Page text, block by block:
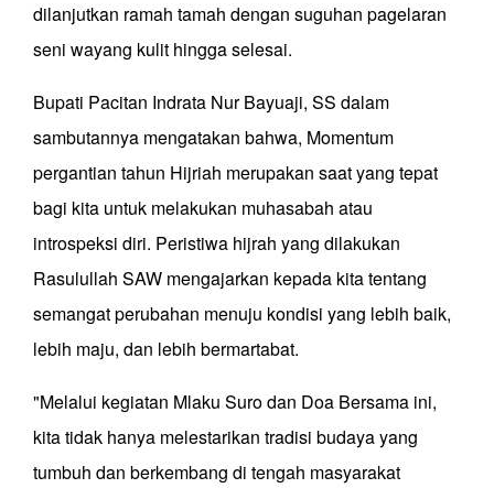
dilanjutkan ramah tamah dengan suguhan pagelaran
seni wayang kulit hingga selesai.
Bupati Pacitan Indrata Nur Bayuaji, SS dalam
sambutannya mengatakan bahwa, Momentum
pergantian tahun Hijriah merupakan saat yang tepat
bagi kita untuk melakukan muhasabah atau
introspeksi diri. Peristiwa hijrah yang dilakukan
Rasulullah SAW mengajarkan kepada kita tentang
semangat perubahan menuju kondisi yang lebih baik,
lebih maju, dan lebih bermartabat.
"Melalui kegiatan Mlaku Suro dan Doa Bersama ini,
kita tidak hanya melestarikan tradisi budaya yang
tumbuh dan berkembang di tengah masyarakat